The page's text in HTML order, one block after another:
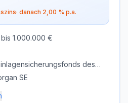
· danach 2,00 % p.a.
1.000.000 €
des
SE